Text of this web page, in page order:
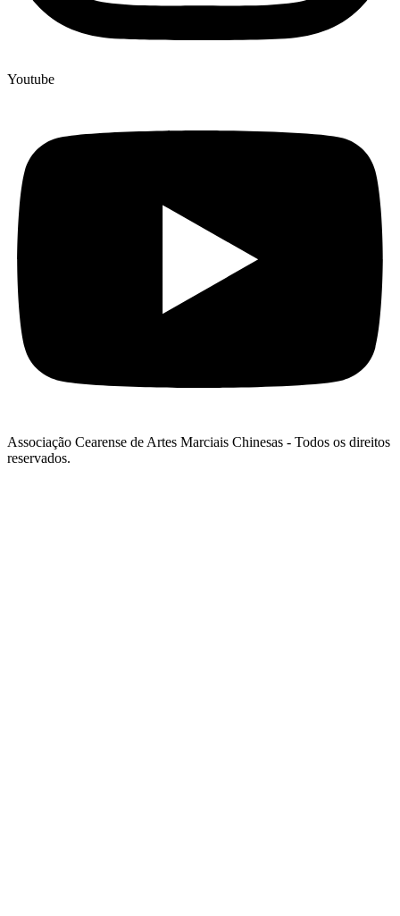
Youtube
Associação Cearense de Artes Marciais Chinesas - Todos os direitos
reservados.